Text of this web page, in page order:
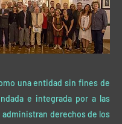
una entidad sin fines de
e integrada por a las
administran derechos de los